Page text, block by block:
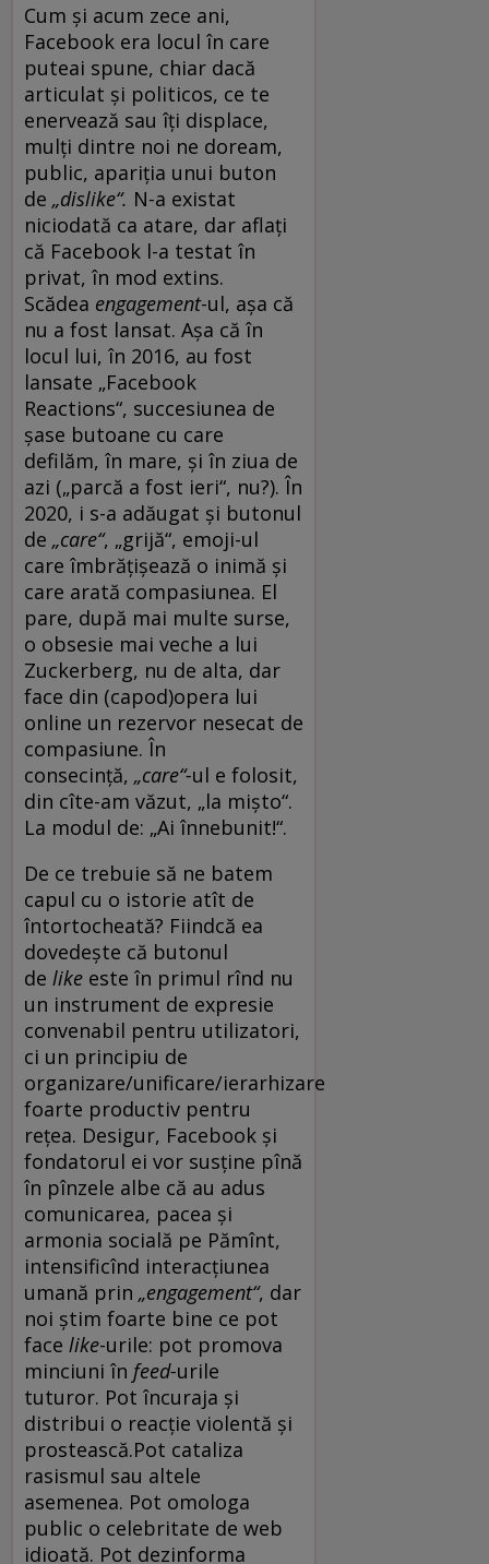
Cum și acum zece ani,
Facebook era locul în care
puteai spune, chiar dacă
articulat și politicos, ce te
enervează sau îți displace,
mulți dintre noi ne doream,
public, apariția unui buton
de „dislike“. N-a existat
niciodată ca atare, dar aflați
că Facebook l-a testat în
privat, în mod extins.
Scădea engagement-ul, așa că
nu a fost lansat. Așa că în
locul lui, în 2016, au fost
lansate „Facebook
Reactions“, succesiunea de
șase butoane cu care
defilăm, în mare, și în ziua de
azi („parcă a fost ieri“, nu?). În
2020, i s-a adăugat și butonul
de „care“, „grijă“, emoji-ul
care îmbrățișează o inimă și
care arată compasiunea. El
pare, după mai multe surse,
o obsesie mai veche a lui
Zuckerberg, nu de alta, dar
face din (capod)opera lui
online un rezervor nesecat de
compasiune. În
consecință, „care“-ul e folosit,
din cîte-am văzut, „la mișto“.
La modul de: „Ai înnebunit!“.
De ce trebuie să ne batem
capul cu o istorie atît de
întortocheată? Fiindcă ea
dovedește că butonul
de like este în primul rînd nu
un instrument de expresie
convenabil pentru utilizatori,
ci un principiu de
organizare/unificare/ierarhizare
foarte productiv pentru
rețea. Desigur, Facebook și
fondatorul ei vor susține pînă
în pînzele albe că au adus
comunicarea, pacea și
armonia socială pe Pămînt,
intensificînd interacțiunea
umană prin „engagement“, dar
noi știm foarte bine ce pot
face like-urile: pot promova
minciuni în feed-urile
tuturor. Pot încuraja și
distribui o reacție violentă și
prostească.Pot cataliza
rasismul sau altele
asemenea. Pot omologa
public o celebritate de web
idioată. Pot dezinforma